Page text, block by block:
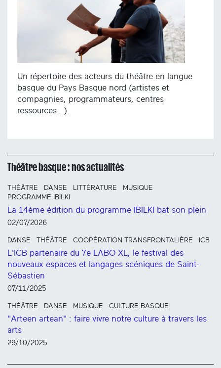
Un répertoire des acteurs du théâtre en langue
basque du Pays Basque nord (artistes et
compagnies, programmateurs, centres
ressources...).
Théâtre basque : nos actualités
THÉÂTRE DANSE LITTÉRATURE
MUSIQUE
PROGRAMME IBILKI
La 14ème édition du programme IBILKI bat son plein
02/07/2026
DANSE THÉÂTRE COOPÉRATION TRANSFRONTALIÈRE ICB
L'ICB partenaire du 7e LABO XL, le festival des
nouveaux espaces et langages scéniques de Saint-
Sébastien
07/11/2025
THÉÂTRE DANSE MUSIQUE CULTURE BASQUE
"Arteen artean" : faire vivre notre culture à travers les
arts
29/10/2025